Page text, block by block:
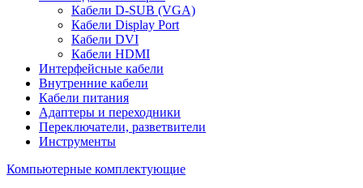
Кабели D-SUB (VGA)
Кабели Display Port
Кабели DVI
Кабели HDMI
Интерфейсные кабели
Внутренние кабели
Кабели питания
Адаптеры и переходники
Переключатели, разветвители
Инструменты
Компьютерные комплектующие